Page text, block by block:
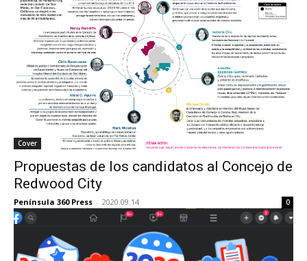
Cover
Propuestas de los candidatos al Concejo de
Redwood City
Península 360 Press - 2020.09.14 0